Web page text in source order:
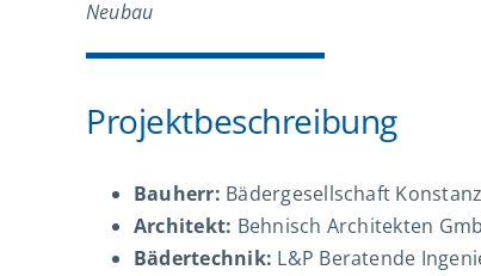
Neubau
Projektbeschreibung
Bauherr: Bädergesellschaft Konstanz
Architekt: Behnisch Architekten
Bädertechnik: L&P Beratende